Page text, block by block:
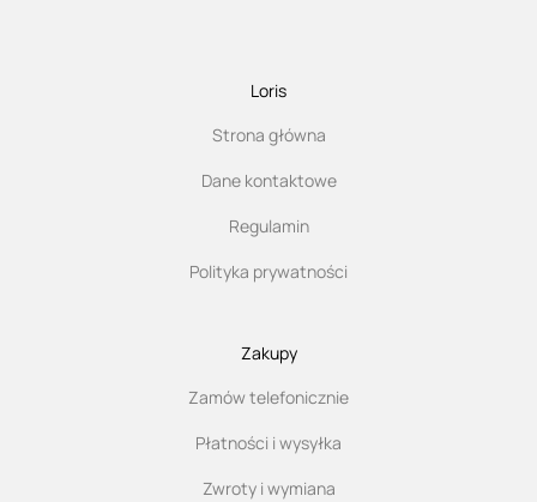
Loris
Strona główna
Dane kontaktowe
Regulamin
Polityka prywatności
Zakupy
Zamów telefonicznie
Płatności i wysyłka
Zwroty i wymiana